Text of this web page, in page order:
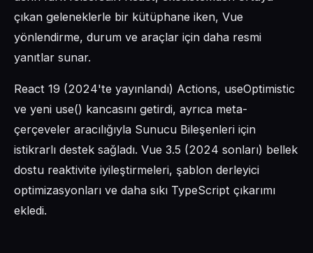
çıkan geleneklerle bir kütüphane iken, Vue
yönlendirme, durum ve araçlar için daha resmi
yanıtlar sunar.
React 19 (2024'te yayınlandı) Actions, useOptimistic
ve yeni use() kancasını getirdi, ayrıca meta-
çerçeveler aracılığıyla Sunucu Bileşenleri için
istikrarlı destek sağladı. Vue 3.5 (2024 sonları) bellek
dostu reaktivite iyileştirmeleri, şablon derleyici
optimizasyonları ve daha sıkı TypeScript çıkarımı
ekledi.